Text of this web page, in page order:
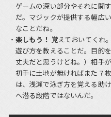
ゲームの深い部分やそれに関
だ。マジックが提供する幅広
なことだね。
楽しもう！ 覚えておいてくれ
遊び方を教えることだ。目的
丈夫だと思うけどね。）相手
初手に土地が無ければまた７
は、浅瀬で泳ぎ方を覚える助
へ潜る段階ではないんだ。